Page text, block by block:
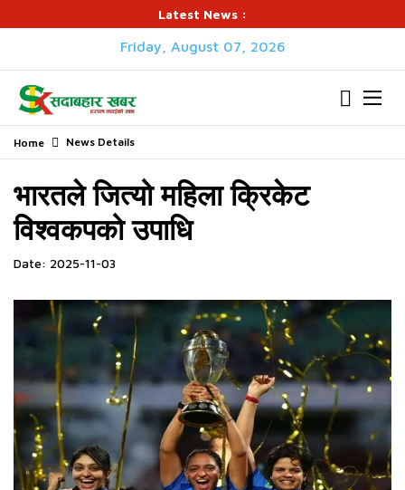
Latest News :
Friday, August 07, 2026
Home News Details
भारतले जित्यो महिला क्रिकेट
विश्वकपको उपाधि
Date: 2025-11-03